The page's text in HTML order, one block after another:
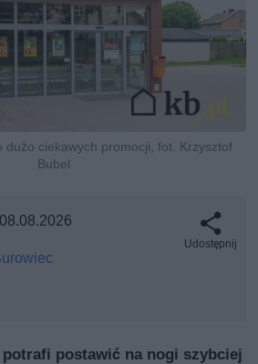
dużo ciekawych promocji, fot. Krzysztof
Bubel
08.08.2026
Udostępnij
postawić na nogi szybciej